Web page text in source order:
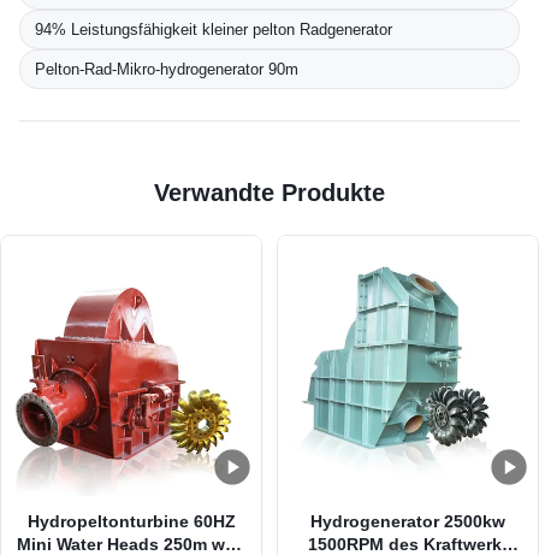
94% Leistungsfähigkeit kleiner pelton Radgenerator
Pelton-Rad-Mikro-hydrogenerator 90m
Verwandte Produkte
Hydropeltonturbine 60HZ
Mini Water Heads 250m weg
Hydrogenerator 2500kw
1500RPM des Kraftwerk-